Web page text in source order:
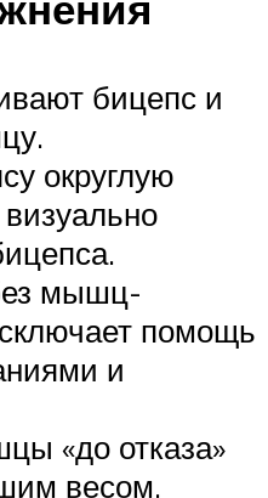
бицепс и
округлую
мышц-
помощь
и
«до отказа»
весом.